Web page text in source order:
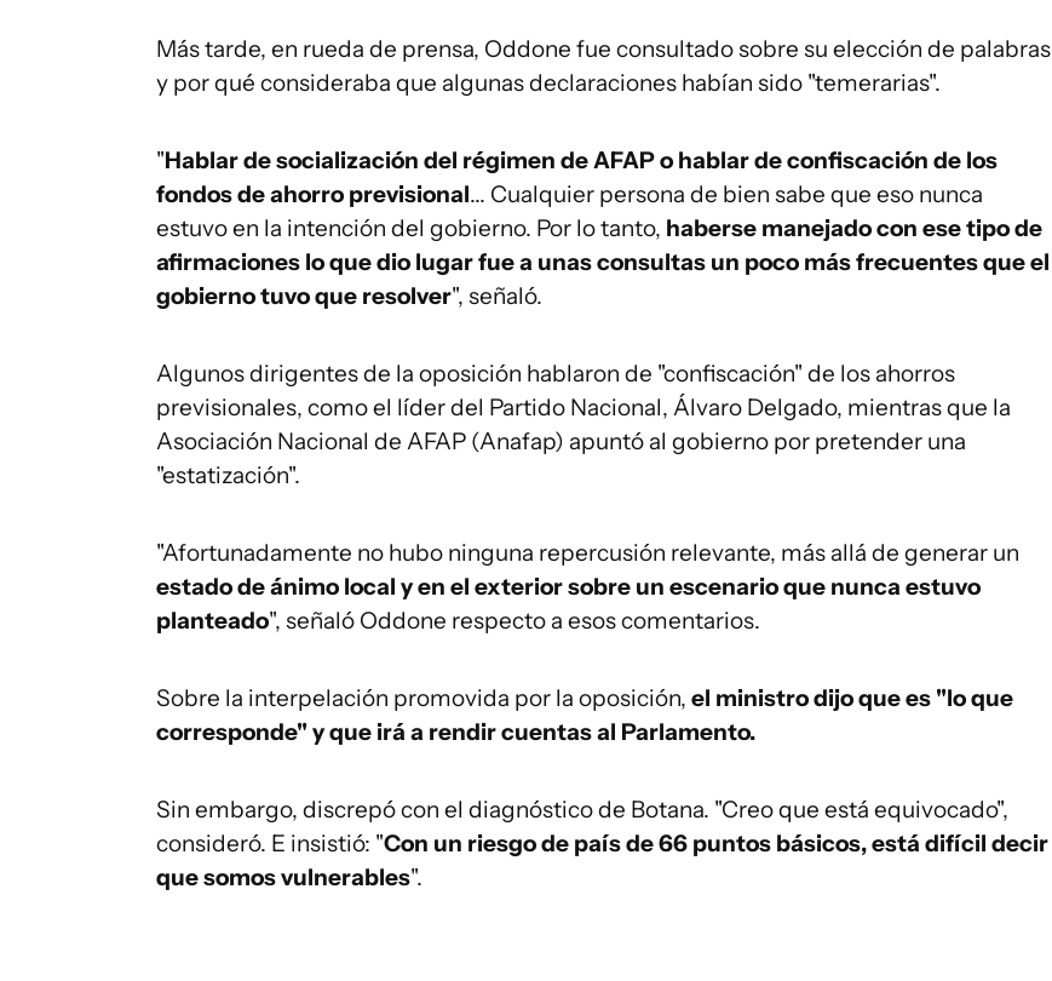
Más tarde, en rueda de prensa, Oddone fue consultado sobre su elección de palabras
y por qué consideraba que algunas declaraciones habían sido "temerarias".
"Hablar de socialización del régimen de AFAP o hablar de confiscación de los
fondos de ahorro previsional... Cualquier persona de bien sabe que eso nunca
estuvo en la intención del gobierno. Por lo tanto, haberse manejado con ese tipo de
afirmaciones lo que dio lugar fue a unas consultas un poco más frecuentes que el
gobierno tuvo que resolver", señaló.
Algunos dirigentes de la oposición hablaron de "confiscación" de los ahorros
previsionales, como el líder del Partido Nacional, Álvaro Delgado, mientras que la
Asociación Nacional de AFAP (Anafap) apuntó al gobierno por pretender una
"estatización".
"Afortunadamente no hubo ninguna repercusión relevante, más allá de generar un
estado de ánimo local y en el exterior sobre un escenario que nunca estuvo
planteado", señaló Oddone respecto a esos comentarios.
Sobre la interpelación promovida por la oposición, el ministro dijo que es "lo que
corresponde" y que irá a rendir cuentas al Parlamento.
Sin embargo, discrepó con el diagnóstico de Botana. "Creo que está equivocado",
consideró. E insistió: "Con un riesgo de país de 66 puntos básicos, está difícil decir
que somos vulnerables".